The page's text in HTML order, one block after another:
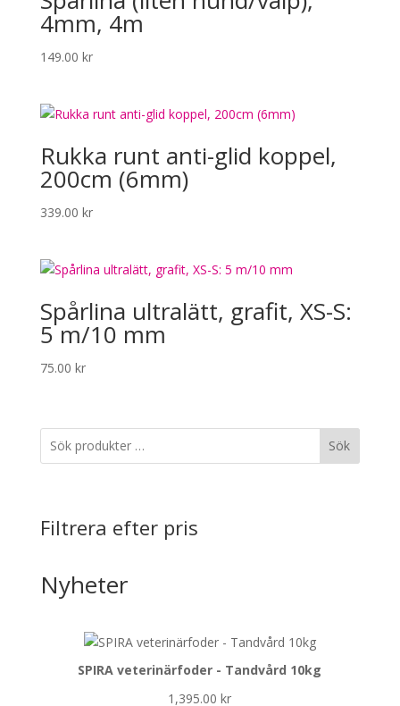
4mm, 4m
149.00 kr
Rukka runt anti-glid koppel,
200cm (6mm)
339.00 kr
Spårlina ultralätt, grafit, XS-S:
5 m/10 mm
75.00 kr
Sök
Filtrera efter pris
Nyheter
SPIRA veterinärfoder - Tandvård 10kg
1,395.00kr